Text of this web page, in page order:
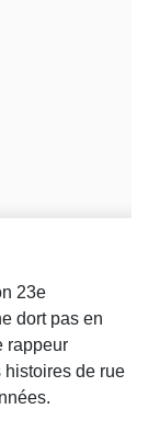
23e
dort pas en
rappeur
histoires de rue